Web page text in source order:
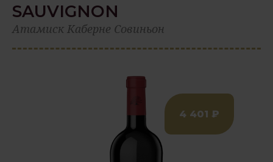
SAUVIGNON
Атамиск Каберне Совиньон
4 401 ₽